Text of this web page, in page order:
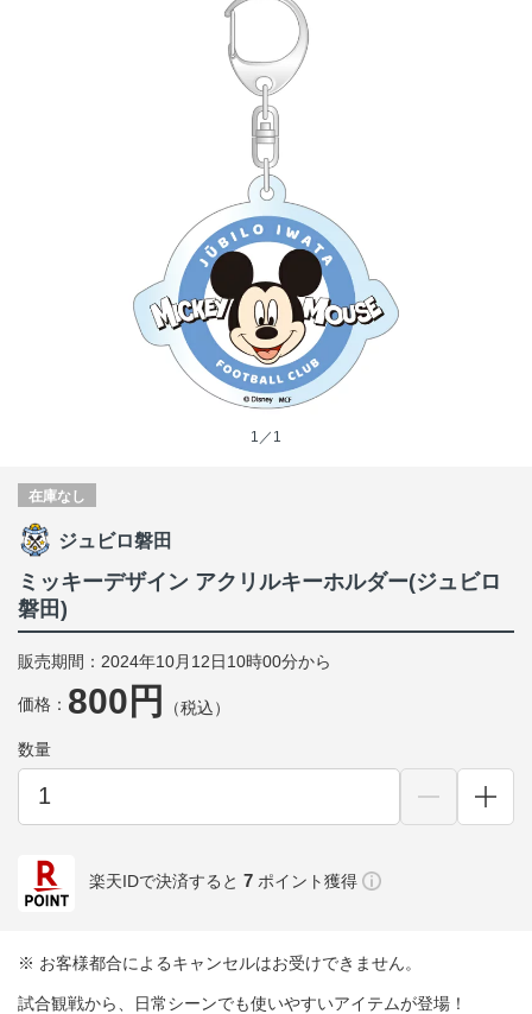
1／1
在庫なし
ジュビロ磐田
ミッキーデザイン アクリルキーホルダー(ジュビロ
磐田)
販売期間：2024年10月12日10時00分から
価格： 800円 （税込）
数量
楽天IDで決済すると 7 ポイント獲得
※ お客様都合によるキャンセルはお受けできません。
試合観戦から、日常シーンでも使いやすいアイテムが登場！